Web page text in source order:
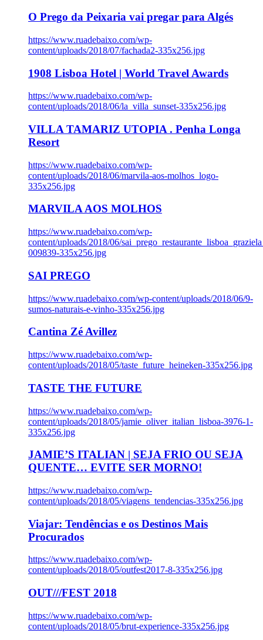
O Prego da Peixaria vai pregar para Algés
https://www.ruadebaixo.com/wp-
content/uploads/2018/07/fachada2-335x256.jpg
1908 Lisboa Hotel | World Travel Awards
https://www.ruadebaixo.com/wp-
content/uploads/2018/06/la_villa_sunset-335x256.jpg
VILLA TAMARIZ UTOPIA . Penha Longa
Resort
https://www.ruadebaixo.com/wp-
content/uploads/2018/06/marvila-aos-molhos_logo-
335x256.jpg
MARVILA AOS MOLHOS
https://www.ruadebaixo.com/wp-
content/uploads/2018/06/
009839-335x256.jpg
SAI PREGO
https://www.ruadebaixo.com/wp-content/uploads/2018/06/9-
sumos-naturais-e-vinho-335x256.jpg
Cantina Zé Avillez
https://www.ruadebaixo.com/wp-
content/uploads/2018/05/taste_future_heineken-335x256.jpg
TASTE THE FUTURE
https://www.ruadebaixo.com/wp-
content/uploads/2018/05/jamie_oliver_italian_lisboa-3976-1-
335x256.jpg
JAMIE’S ITALIAN | SEJA FRIO OU SEJA
QUENTE… EVITE SER MORNO!
https://www.ruadebaixo.com/wp-
content/uploads/2018/05/viagens_tendencias-335x256.jpg
Viajar: Tendências e os Destinos Mais
Procurados
https://www.ruadebaixo.com/wp-
content/uploads/2018/05/outfest2017-8-335x256.jpg
OUT///FEST 2018
https://www.ruadebaixo.com/wp-
content/uploads/2018/05/brut-experience-335x256.jpg